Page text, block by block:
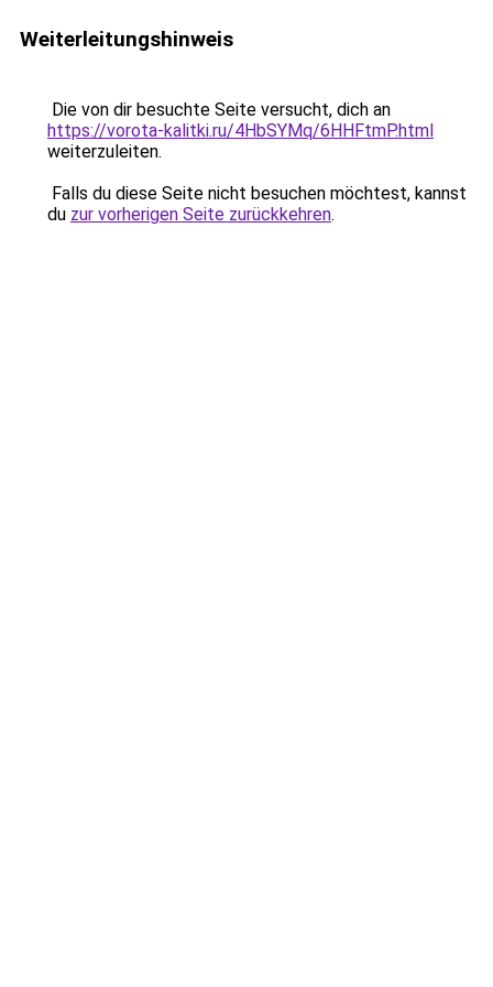
Weiterleitungshinweis
Die von dir besuchte Seite versucht, dich an
https://vorota-kalitki.ru/4HbSYMq/6HHFtmP.html
weiterzuleiten.
Falls du diese Seite nicht besuchen möchtest, kannst
du zur vorherigen Seite zurückkehren.